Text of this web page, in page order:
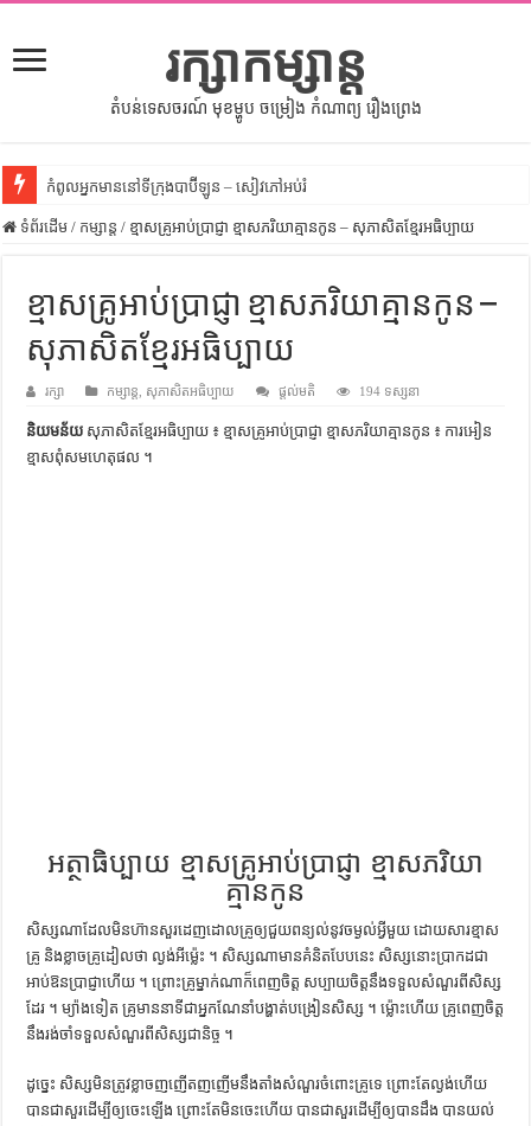
រក្សាកម្សាន្ត
តំបន់ទេសចរណ៍ មុខម្ហូប ចម្រៀង កំណាព្យ រឿងព្រេង
កំពូលអ្នកមាននៅទីក្រុងបាប៊ីឡូន – សៀវភៅអប់រំ
សីលធម៌នៅក្នុងសង្គមខ្មែរ – សៀវភៅចំណេះដឹងទូទៅ
ទំលៀមទម្លាប់ប្រពៃណីជនជាតិចិន – សៀវភៅចំណេះដឹងទូទៅ
ដើមកំណើតអង្គរ – សៀវភៅចំណេះដឹងទូទៅ
ដើមកំណើតជនជាតិខ្មែរ – អត្ថបទស្រាវជ្រាវ
ទំនាក់ទំនងកម្ពុជានិងចិន – សៀវភៅចំណេះដឹងទូទៅ
ព្រះបាទធម្មិក – សៀវភៅចំណេះដឹងទូទៅ
ទំព័រដើម / កម្សាន្ត / ខ្មាសគ្រូអាប់ប្រាជ្ញា ខ្មាសភរិយាគ្មានកូន – សុភាសិតខ្មែរអធិប្បាយ
ខ្មាសគ្រូអាប់ប្រាជ្ញា ខ្មាសភរិយាគ្មានកូន –
សុភាសិតខ្មែរអធិប្បាយ
រក្សា កម្សាន្ត សុភាសិតអធិប្បាយ ផ្តល់មតិ 194 ទស្សនា
និយមន័យ សុភាសិតខ្មែរអធិប្បាយ ៖ ខ្មាសគ្រូអាប់ប្រាជ្ញា ខ្មាសភរិយាគ្មានកូន ៖ ការ​អៀន​
ខ្មាស​ពុំ​សម​ហេតុ​ផល ។
អត្ថាធិប្បាយ ខ្មាសគ្រូអាប់ប្រាជ្ញា ខ្មាសភរិយា
គ្មានកូន
សិស្ស​ណា​ដែល​មិន​ហ៊ាន​សួរ​ដេញដោល​គ្រូ​ឲ្យ​ជួយ​ពន្យល់​នូវ​ចម្ងល់​អ្វី​មួយ ដោយសារ​ខ្មាស​
គ្រូ និង​ខ្លាច​គ្រូ​ដៀល​ថា ល្ងង់​អី​ម្ល៉េះ ។ សិស្ស​ណា​មាន​គំនិត​បែប​នេះ សិស្ស​នោះ​ប្រាកដ​ជា​
អាប់​ឱន​ប្រាជ្ញា​ហើយ ។ ព្រោះ​គ្រូ​ម្នាក់​ណា​ក៏​ពេញ​ចិត្ត សប្បាយ​ចិត្ត​នឹង​ទទួល​សំណួរ​ពី​សិស្ស​
ដែរ ។ ម្យ៉ាងទៀត គ្រូ​មាន​នាទី​ជា​អ្នក​ណែនាំ​បង្ហាត់​បង្រៀន​សិស្ស ។ ម្ល៉ោះ​ហើយ គ្រូ​ពេញ​ចិត្ត​
នឹង​រង់​ចាំ​ទទួល​សំណួរ​ពី​សិស្ស​ជានិច្ច ។
ដូច្នេះ សិស្ស​មិន​ត្រូវ​ខ្លាច​ញញើត​ញញើម​នឹង​តាំង​សំណួរ​ចំពោះ​គ្រូ​ទេ ព្រោះ​តែ​ល្ងង់​ហើយ​
បាន​ជា​សួរ​ដើម្បី​ឲ្យ​ចេះ​ឡើង ព្រោះ​តែ​មិន​ចេះ​ហើយ បាន​ជា​សួរ​ដើម្បី​ឲ្យ​បាន​ដឹង បាន​យល់​